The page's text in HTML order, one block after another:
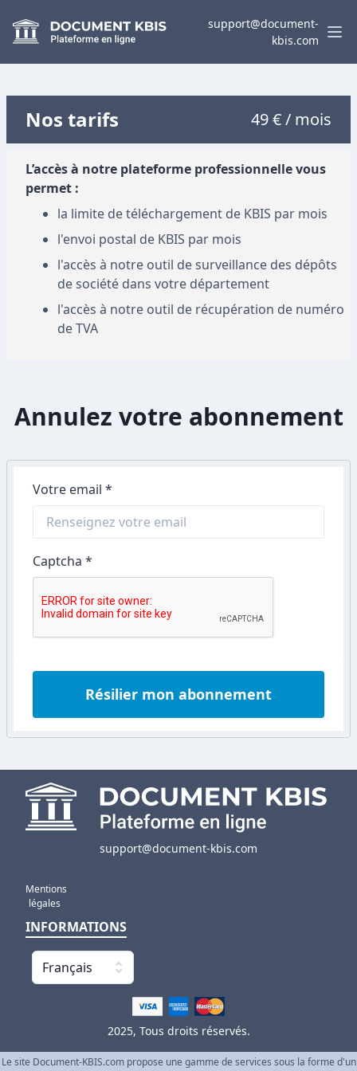
support@document-
kbis.com
Nos tarifs 49 € / mois
L’accès à notre plateforme professionnelle vous
permet :
la limite de téléchargement de KBIS par mois
l'envoi postal de KBIS par mois
l'accès à notre outil de surveillance des dépôts
de société dans votre département
l'accès à notre outil de récupération de numéro
de TVA
Annulez votre abonnement
Votre email *
Captcha *
Résilier mon abonnement
support@document-kbis.com
Mentions
légales
INFORMATIONS
Français
2025, Tous droits réservés.
Le site Document-KBIS.com propose une gamme de services sous la forme d'un